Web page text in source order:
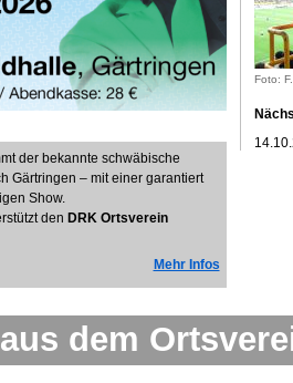
der bekannte schwäbische
Gärtringen – mit einer garantiert
Show.
den DRK Ortsverein
Mehr Infos
Foto:
dem